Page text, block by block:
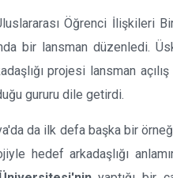
Öğrenci İlişkileri
bir lansman düzenledi.
projesi lansman
gururu dile getirdi.
da ilk defa başka bir
hedef arkadaşlığı